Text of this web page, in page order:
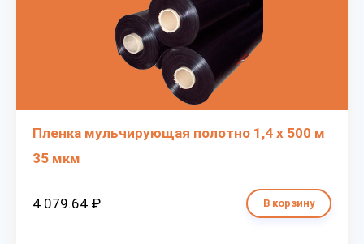
Пленка мульчирующая полотно 1,4 х 500 м
35 мкм
4 079.64 ₽ В корзину